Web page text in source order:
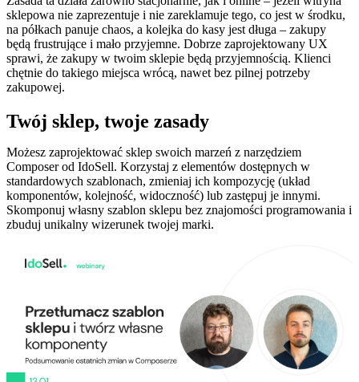
sklepowa nie zaprezentuje i nie zareklamuje tego, co jest w środku,
na półkach panuje chaos, a kolejka do kasy jest długa – zakupy
będą frustrujące i mało przyjemne. Dobrze zaprojektowany UX
sprawi, że zakupy w twoim sklepie będą przyjemnością. Klienci
chętnie do takiego miejsca wrócą, nawet bez pilnej potrzeby
zakupowej.
Twój sklep, twoje zasady
Możesz zaprojektować sklep swoich marzeń z narzędziem
Composer od IdoSell. Korzystaj z elementów dostępnych w
standardowych szablonach, zmieniaj ich kompozycję (układ
komponentów, kolejność, widoczność) lub zastępuj je innymi.
Skomponuj własny szablon sklepu bez znajomości programowania i
zbuduj unikalny wizerunek twojej marki.